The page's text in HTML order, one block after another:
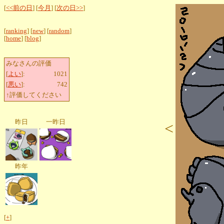
[<<前の日 ] [今月 ] [次の日>>]
[ranking] [new] [random]
[home] [blog]
みなさんの評価
[よい]:
1021
[悪い]:
742
↑評価してください
昨日 一昨日
昨年
[+]
<